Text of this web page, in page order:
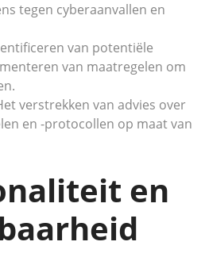
tegen cyberaanvallen en
van potentiële
van maatregelen om
verstrekken van advies over
en -protocollen op maat van
en